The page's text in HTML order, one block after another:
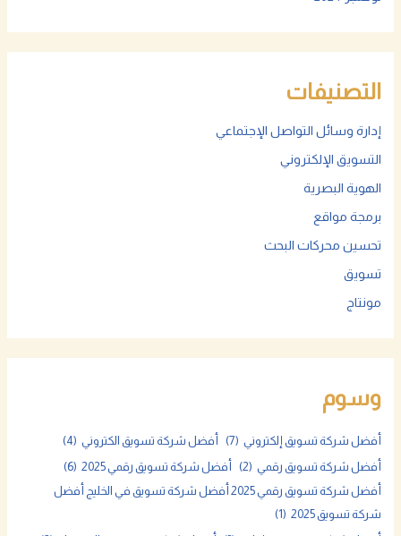
التصنيفات
إدارة وسائل التواصل الإجتماعي
التسويق الإلكتروني
الهوية البصرية
برمجة مواقع
تحسين محركات البحث
تسويق
مونتاج
وسوم
أفضل شركة تسويق إلكتروني (7) أفضل شركة تسويق الكتروني (4)
أفضل شركة تسويق رقمي (2) أفضل شركة تسويق رقمي 2025
(6)
أفضل شركة تسويق رقمي 2025 أفضل شركة تسويق في الخليج أفضل
شركة تسويق 2025
(1)